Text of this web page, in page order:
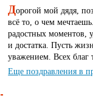
Дорогой мой дядя,
всё то, о чем
радостных моментов,
и достатка. Пусть
уважением. Всех благ
Еще поздравления в